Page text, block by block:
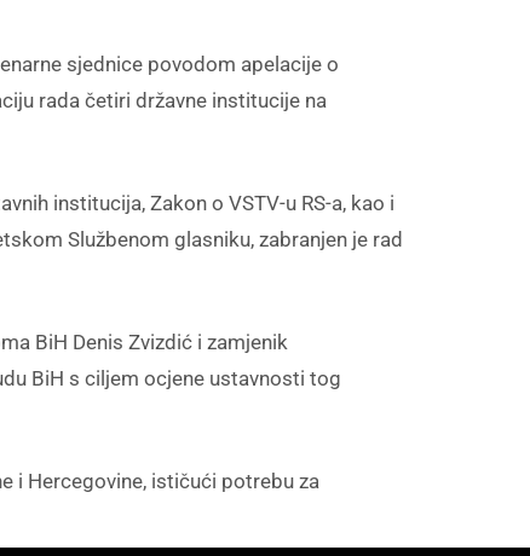
sjednice povodom apelacije o
rada četiri državne institucije na
institucija, Zakon o VSTV-u RS-a, kao i
Službenom glasniku, zabranjen je rad
BiH Denis Zvizdić i zamjenik
BiH s ciljem ocjene ustavnosti tog
i Hercegovine, ističući potrebu za